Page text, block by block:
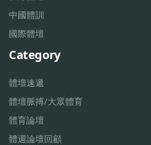
中國體訓
國際體壇
Category
體壇速遞
體壇脈搏/大眾體育
體育論壇
體週論壇回顧